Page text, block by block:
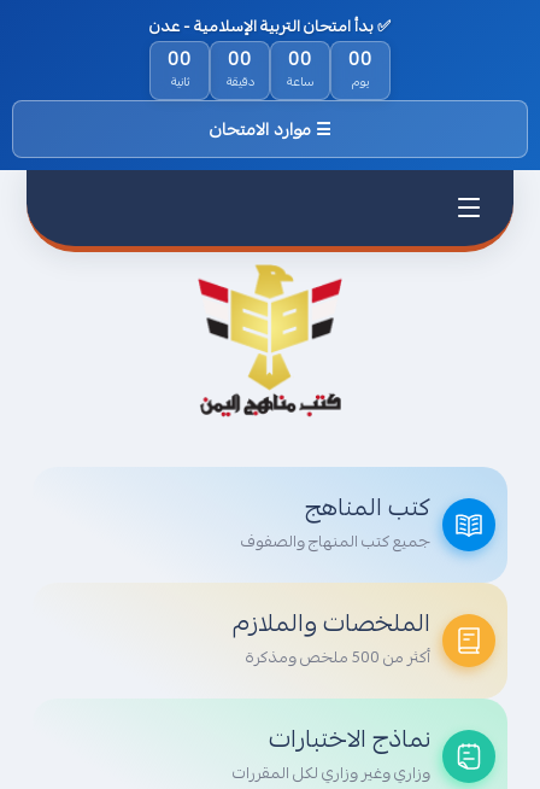
من نحن
السياسة
والخصوصية
كتب المناهج
جميع كتب المنهاج والصفوف
الملخصات والملازم
أكثر من 500 ملخص ومذكرة
نماذج الاختبارات
وزاري وغير وزاري لكل المقررات
✅ بدأ امتحان التربية الإسلامية - عدن
00
يوم
00
ساعة
00
دقيقة
00
ثانية
☰ موارد الامتحان